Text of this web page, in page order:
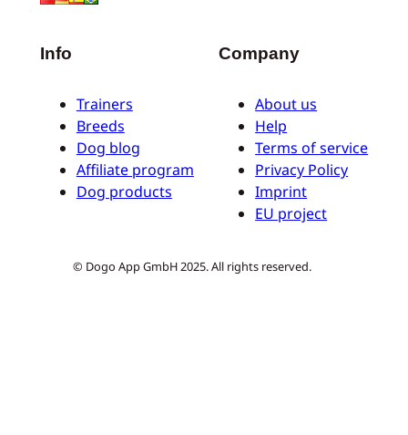
Info
Trainers
Breeds
Dog blog
Affiliate program
Dog products
Company
About us
Help
Terms of service
Privacy Policy
Imprint
EU project
© Dogo App GmbH 2025. All rights reserved.